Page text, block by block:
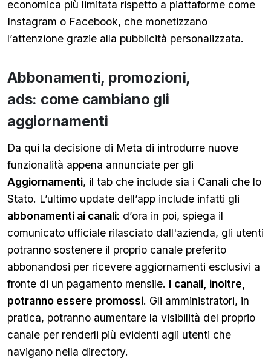
economica più limitata rispetto a piattaforme come
Instagram o Facebook, che monetizzano
l’attenzione grazie alla pubblicità personalizzata.
Abbonamenti, promozioni,
ads: come cambiano gli
aggiornamenti
Da qui la decisione di Meta di introdurre nuove
funzionalità appena annunciate per gli
Aggiornamenti, il tab che include sia i Canali che lo
Stato. L’ultimo update dell’app include infatti gli
abbonamenti ai canali: d’ora in poi, spiega il
comunicato ufficiale rilasciato dall'azienda, gli utenti
potranno sostenere il proprio canale preferito
abbonandosi per ricevere aggiornamenti esclusivi a
fronte di un pagamento mensile. I canali, inoltre,
potranno essere promossi. Gli amministratori, in
pratica, potranno aumentare la visibilità del proprio
canale per renderli più evidenti agli utenti che
navigano nella directory.